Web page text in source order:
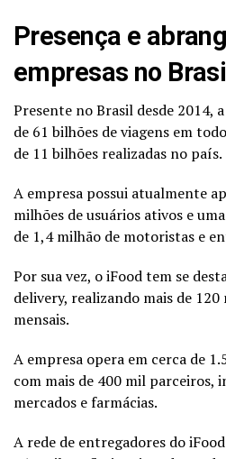
Presença e
empresas no
Presente no Brasil desde 2014,
de 61 bilhões de viagens em
de 11 bilhões realizadas no país.
A empresa possui atualmente
milhões de usuários ativos e
de 1,4 milhão de motoristas e
Por sua vez, o iFood tem se
delivery, realizando mais de
mensais.
A empresa opera em cerca de
com mais de 400 mil parceiros,
mercados e farmácias.
A rede de entregadores do